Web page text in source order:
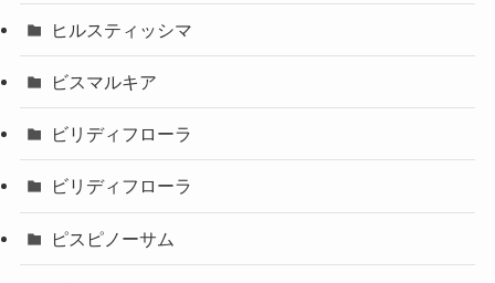
ヒルスティッシマ
ビスマルキア
ビリディフローラ
ビリディフローラ
ピスピノーサム